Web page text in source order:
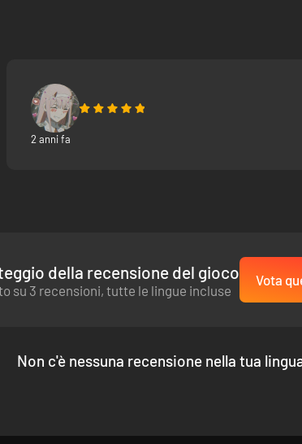
2 anni fa
della recensione del gioco
su 3 recensioni, tutte le lingue incluse
Vota
Non c'è nessuna recensione nella tua